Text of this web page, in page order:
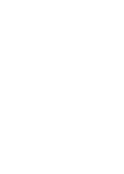
+6% in un
nei mesi caldi:
di cornea ad altissimo